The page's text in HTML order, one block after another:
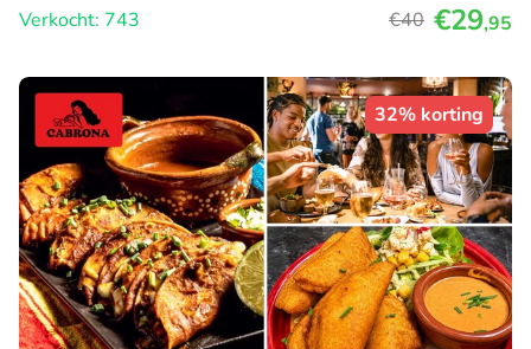
Verkocht: 743
€40 €29,95
32% korting